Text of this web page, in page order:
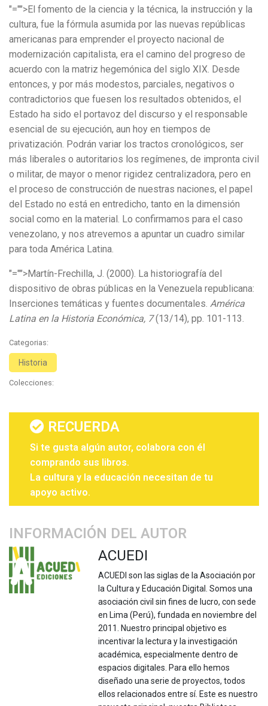
"="">El fomento de la ciencia y la técnica, la instrucción y la
cultura, fue la fórmula asumida por las nuevas repúblicas
americanas para emprender el proyecto nacional de
modernización capitalista, era el camino del progreso de
acuerdo con la matriz hegemónica del siglo XIX. Desde
entonces, y por más modestos, parciales, negativos o
contradictorios que fuesen los resultados obtenidos, el
Estado ha sido el portavoz del discurso y el responsable
esencial de su ejecución, aun hoy en tiempos de
privatización. Podrán variar los tractos cronológicos, ser
más liberales o autoritarios los regímenes, de impronta civil
o militar, de mayor o menor rigidez centralizadora, pero en
el proceso de construcción de nuestras naciones, el papel
del Estado no está en entredicho, tanto en la dimensión
social como en la material. Lo confirmamos para el caso
venezolano, y nos atrevemos a apuntar un cuadro similar
para toda América Latina.
"="">Martín-Frechilla, J. (2000). La historiografía del
dispositivo de obras públicas en la Venezuela republicana:
Inserciones temáticas y fuentes documentales. América
Latina en la Historia Económica, 7(13/14), pp. 101-113.
Categorias:
Historia
Colecciones:
RECUERDA
Si te gusta algún autor, colabora con él
comprando sus libros.
La cultura y la educación necesitan de tu
apoyo activo.
INFORMACIÓN DEL AUTOR
ACUEDI
ACUEDI son las siglas de la Asociación por
la Cultura y Educación Digital. Somos una
asociación civil sin fines de lucro, con sede
en Lima (Perú), fundada en noviembre del
2011. Nuestro principal objetivo es
incentivar la lectura y la investigación
académica, especialmente dentro de
espacios digitales. Para ello hemos
diseñado una serie de proyectos, todos
ellos relacionados entre sí. Este es nuestro